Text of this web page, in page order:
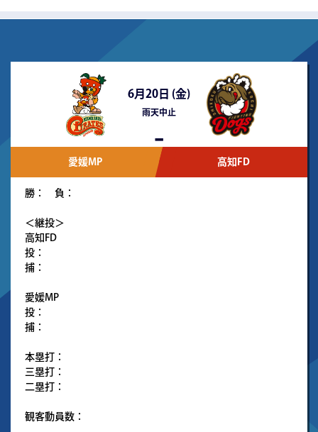
6月20日 (金)
雨天中止
-
愛媛MP 高知FD
勝： 負：
＜継投＞
高知FD
投：
捕：
愛媛MP
投：
捕：
本塁打：
三塁打：
二塁打：
観客動員数：